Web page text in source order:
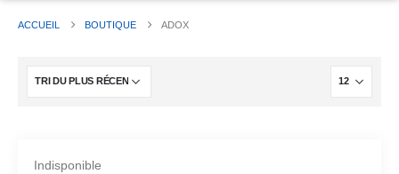
ACCUEIL BOUTIQUE ADOX
Indisponible